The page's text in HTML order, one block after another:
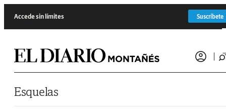
Accede sin límites Suscríbete
Esquelas